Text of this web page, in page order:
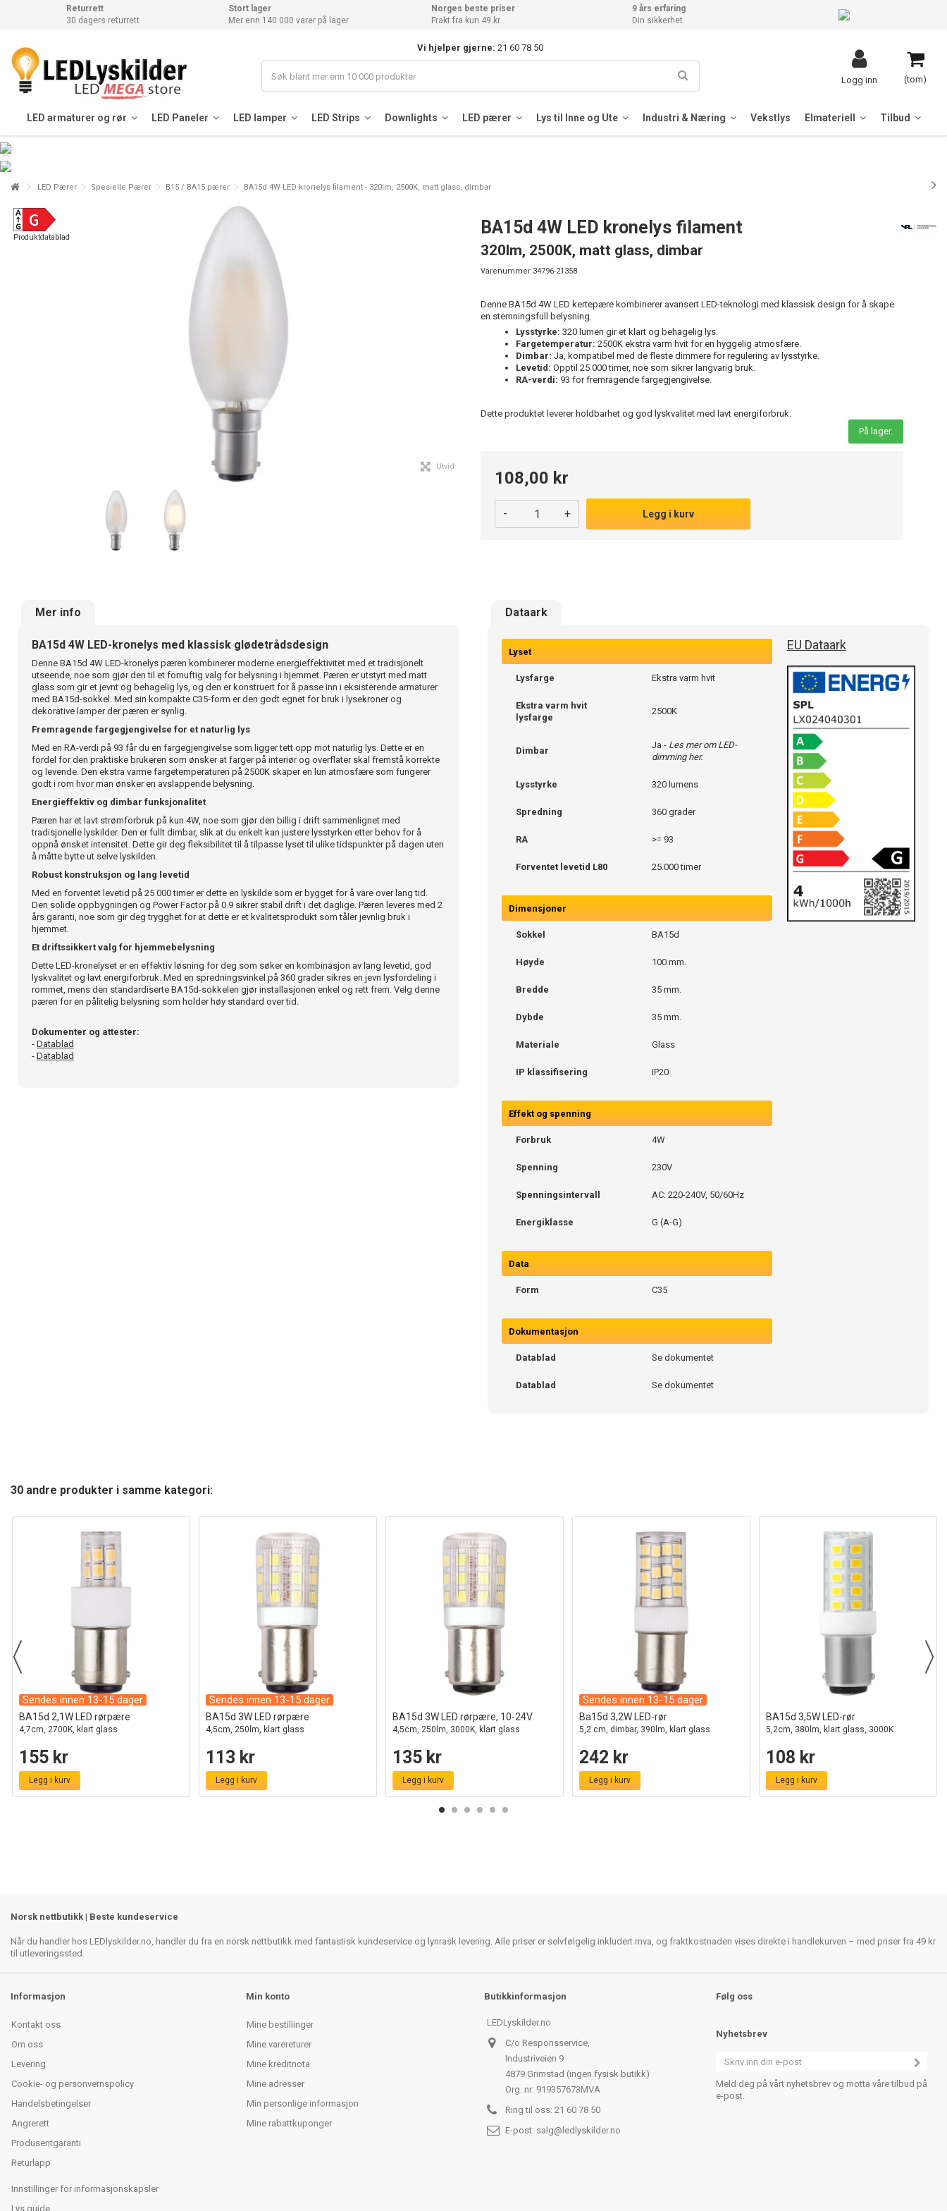
Returrett
30 dagers returrett
Stort lager
Mer enn 140 000 varer på lager
Norges beste priser
Frakt fra kun 49 kr.
9 års erfaring
Din sikkerhet
Vi hjelper gjerne: 21 60 78 50
(tom)
Logg inn
LED armaturer og rør LED Paneler LED lamper LED Strips Downlights LED pærer Lys til Inne og Ute Industri & Næring Vekstlys Elmateriell Tilbud
LED Pærer Spesielle Pærer B15 / BA15 pærer BA15d 4W LED kronelys filament - 320lm, 2500K, matt glass, dimbar
Produktdatablad
Utvid
BA15d 4W LED kronelys filament
320lm, 2500K, matt glass, dimbar
Varenummer 34796-21358
Denne BA15d 4W LED kertepære kombinerer avansert LED-teknologi med klassisk design for å skape
en stemningsfull belysning.
Lysstyrke: 320 lumen gir et klart og behagelig lys.
Fargetemperatur: 2500K ekstra varm hvit for en hyggelig atmosfære.
Dimbar: Ja, kompatibel med de fleste dimmere for regulering av lysstyrke.
Levetid: Opptil 25 000 timer, noe som sikrer langvarig bruk.
RA-verdi: 93 for fremragende fargegjengivelse.
Dette produktet leverer holdbarhet og god lyskvalitet med lavt energiforbruk.
På lager.
108,00 kr
- + Legg i kurv
Mer info Dataark
BA15d 4W LED-kronelys med klassisk glødetrådsdesign
Denne BA15d 4W LED-kronelys pæren kombinerer moderne energieffektivitet med et tradisjonelt
utseende, noe som gjør den til et fornuftig valg for belysning i hjemmet. Pæren er utstyrt med matt
glass som gir et jevnt og behagelig lys, og den er konstruert for å passe inn i eksisterende armaturer
med BA15d-sokkel. Med sin kompakte C35-form er den godt egnet for bruk i lysekroner og
dekorative lamper der pæren er synlig.
Fremragende fargegjengivelse for et naturlig lys
Med en RA-verdi på 93 får du en fargegjengivelse som ligger tett opp mot naturlig lys. Dette er en
fordel for den praktiske brukeren som ønsker at farger på interiør og overflater skal fremstå korrekte
og levende. Den ekstra varme fargetemperaturen på 2500K skaper en lun atmosfære som fungerer
godt i rom hvor man ønsker en avslappende belysning.
Energieffektiv og dimbar funksjonalitet
Pæren har et lavt strømforbruk på kun 4W, noe som gjør den billig i drift sammenlignet med
tradisjonelle lyskilder. Den er fullt dimbar, slik at du enkelt kan justere lysstyrken etter behov for å
oppnå ønsket intensitet. Dette gir deg fleksibilitet til å tilpasse lyset til ulike tidspunkter på dagen uten
å måtte bytte ut selve lyskilden.
Robust konstruksjon og lang levetid
Med en forventet levetid på 25 000 timer er dette en lyskilde som er bygget for å vare over lang tid.
Den solide oppbygningen og Power Factor på 0.9 sikrer stabil drift i det daglige. Pæren leveres med 2
års garanti, noe som gir deg trygghet for at dette er et kvalitetsprodukt som tåler jevnlig bruk i
hjemmet.
Et driftssikkert valg for hjemmebelysning
Dette LED-kronelyset er en effektiv løsning for deg som søker en kombinasjon av lang levetid, god
lyskvalitet og lavt energiforbruk. Med en spredningsvinkel på 360 grader sikres en jevn lysfordeling i
rommet, mens den standardiserte BA15d-sokkelen gjør installasjonen enkel og rett frem. Velg denne
pæren for en pålitelig belysning som holder høy standard over tid.
Dokumenter og attester:
- Datablad
- Datablad
Lyset
Lysfarge Ekstra varm hvit
Ekstra varm hvit
lysfarge
2500K
Dimbar
Ja - Les mer om LED-
dimming her.
Lysstyrke 320 lumens
Spredning 360 grader
RA >= 93
Forventet levetid L80 25.000 timer
Dimensjoner
Sokkel BA15d
Høyde 100 mm.
Bredde 35 mm.
Dybde 35 mm.
Materiale Glass
IP klassifisering IP20
Effekt og spenning
Forbruk 4W
Spenning 230V
Spenningsintervall AC: 220-240V, 50/60Hz
Energiklasse G (A-G)
Data
Form C35
Dokumentasjon
Datablad Se dokumentet
Datablad Se dokumentet
EU Dataark
30 andre produkter i samme kategori:
Sendes innen 13-15 dager
BA15d 2,1W LED rørpære
4,7cm, 2700K, klart glass
155 kr
Legg i kurv
Sendes innen 13-15 dager
BA15d 3W LED rørpære
4,5cm, 250lm, klart glass
113 kr
Legg i kurv
BA15d 3W LED rørpære, 10-24V
4,5cm, 250lm, 3000K, klart glass
135 kr
Legg i kurv
Sendes innen 13-15 dager
Ba15d 3,2W LED-rør
5,2 cm, dimbar, 390lm, klart glass
242 kr
Legg i kurv
BA15d 3,5W LED-rør
5,2cm, 380lm, klart glass, 3000K
108 kr
Legg i kurv
Norsk nettbutikk | Beste kundeservice
Når du handler hos LEDlyskilder.no, handler du fra en norsk nettbutikk med fantastisk kundeservice og lynrask levering. Alle priser er selvfølgelig inkludert mva, og fraktkostnaden vises direkte i handlekurven – med priser fra 49 kr
til utleveringssted.
Informasjon
Kontakt oss
Om oss
Levering
Cookie- og personvernspolicy
Handelsbetingelser
Angrerett
Produsentgaranti
Returlapp
Innstillinger for informasjonskapsler
Lys guide
Min konto
Mine bestillinger
Mine varereturer
Mine kreditnota
Mine adresser
Min personlige informasjon
Mine rabattkuponger
Butikkinformasjon
LEDLyskilder.no
C/o Responsservice,
Industriveien 9
4879 Grimstad (ingen fysisk butikk)
Org. nr: 919357673MVA
Ring til oss: 21 60 78 50
E-post: salg@ledlyskilder.no
Følg oss
Nyhetsbrev
Meld deg på vårt nyhetsbrev og motta våre tilbud på
e-post.